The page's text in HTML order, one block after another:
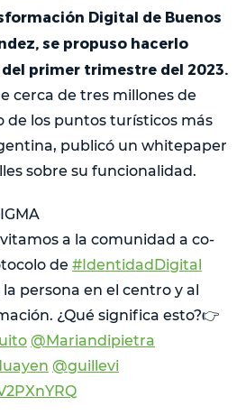
Digital de Buenos
se propuso hacerlo
primer trimestre del 2023.
cerca de tres millones de
de los puntos turísticos más
publicó un whitepaper
sobre su funcionalidad.
a la comunidad a co-
de #IdentidadDigital
persona en el centro y al
¿Qué significa esto?👉
@Mariandipietra
@guillevi